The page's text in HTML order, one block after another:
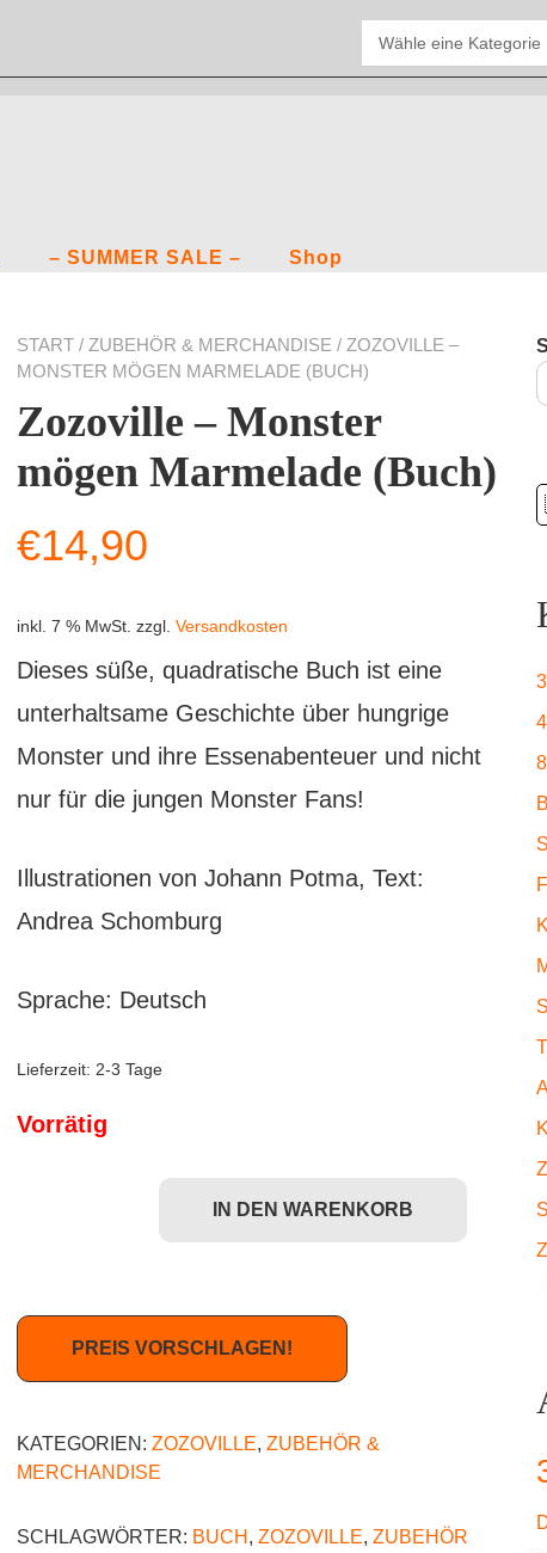
– SUMMER SALE – Shop
START / ZUBEHÖR & MERCHANDISE / ZOZOVILLE –
MONSTER MÖGEN MARMELADE (BUCH)
Zozoville – Monster
mögen Marmelade (Buch)
€14,90
inkl. 7 % MwSt. zzgl. Versandkosten
Dieses süße, quadratische Buch ist eine
unterhaltsame Geschichte über hungrige
Monster und ihre Essenabenteuer und nicht
nur für die jungen Monster Fans!
Illustrationen von Johann Potma, Text:
Andrea Schomburg
Sprache: Deutsch
Lieferzeit: 2-3 Tage
Vorrätig
Zozoville - Monster mögen Marmelade (Buch) Menge
IN DEN WARENKORB
PREIS VORSCHLAGEN!
KATEGORIEN: ZOZOVILLE, ZUBEHÖR &
MERCHANDISE
SCHLAGWÖRTER: BUCH , ZOZOVILLE, ZUBEHÖR